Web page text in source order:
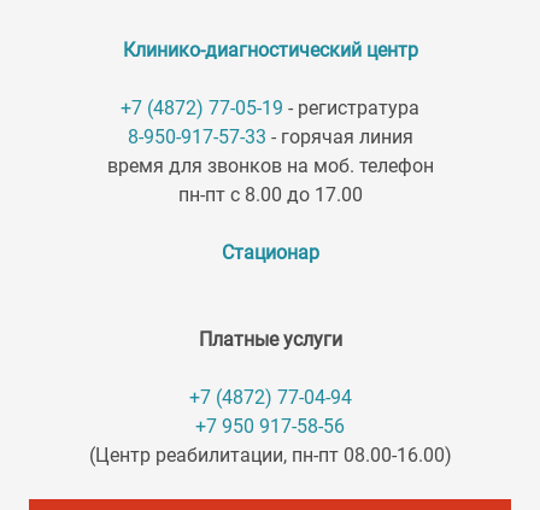
Клинико-диагностический центр
+7 (4872) 77-05-19 - регистратура
8-950-917-57-33 - горячая линия
время для звонков на моб. телефон
пн-пт с 8.00 до 17.00
Стационар
Платные услуги
+7 (4872) 77-04-94
+7 950 917-58-56
(Центр реабилитации, пн-пт 08.00-16.00)